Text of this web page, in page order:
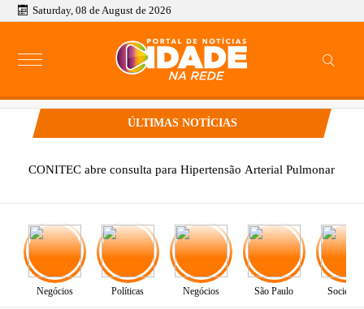
Saturday, 08 de August de 2026
ÚLTIMAS NOTÍCIAS
CONITEC abre consulta para Hipertensão Arterial Pulmonar
Negócios Políticas Negócios São Paulo